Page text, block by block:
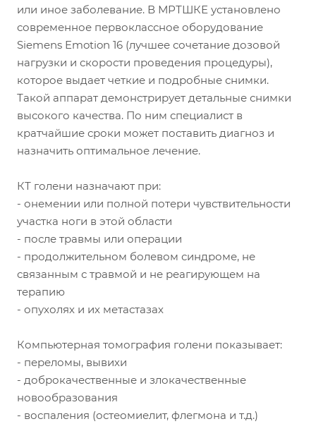
или иное заболевание. В МРТШКЕ установлено
современное первоклассное оборудование
Siemens Emotion 16 (лучшее сочетание дозовой
нагрузки и скорости проведения процедуры),
которое выдает четкие и подробные снимки.
Такой аппарат демонстрирует детальные снимки
высокого качества. По ним специалист в
кратчайшие сроки может поставить диагноз и
назначить оптимальное лечение.
КТ голени назначают при:
- онемении или полной потери чувствительности
участка ноги в этой области
- после травмы или операции
- продолжительном болевом синдроме, не
связанным с травмой и не реагирующем на
терапию
- опухолях и их метастазах
Компьютерная томография голени показывает:
- переломы, вывихи
- доброкачественные и злокачественные
новообразования
- воспаления (остеомиелит, флегмона и т.д.)